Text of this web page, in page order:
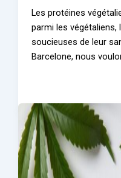
Les protéines
parmi les
soucieuses de leur
Barcelone, nous